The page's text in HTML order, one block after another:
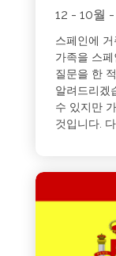
12 - 10월
스페인에 거
가족을 스
질문을 한
알려드리겠
수 있지만
것입니다.